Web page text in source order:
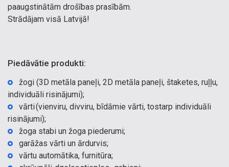
paaugstinātām drošības prasībām.
Strādājam visā Latvijā!
Piedāvātie produkti:
žogi (3D metāla paneļi, 2D metāla paneļi, štaketes, ruļļu,
individuāli risinājumi);
vārti (vienviru, divviru, bīdāmie vārti, tostarp individuāli
risinājumi);
žoga stabi un žoga piederumi;
garāžas vārti un ārdurvis;
vārtu automātika, furnitūra;